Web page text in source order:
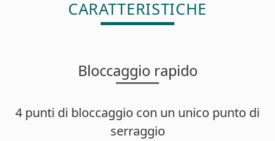
CARATTERISTICHE
Bloccaggio rapido
4 punti di bloccaggio con un unico punto di
serraggio